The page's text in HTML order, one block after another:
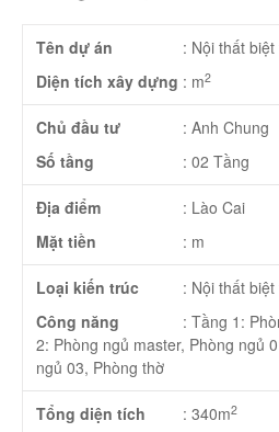
Tên dự án : Nội thất
Diện tích xây dựng : m2
Chủ đầu tư : Anh Chung
Số tầng
: 02 Tầng
Địa điểm : Lào Cai
Mặt tiền
: m
Loại kiến trúc : Nội thất
Công năng
: Tầng 1:
2: Phòng ngủ master, Phòng ngủ
ngủ 03, Phòng thờ
Tổng diện tích : 340m2